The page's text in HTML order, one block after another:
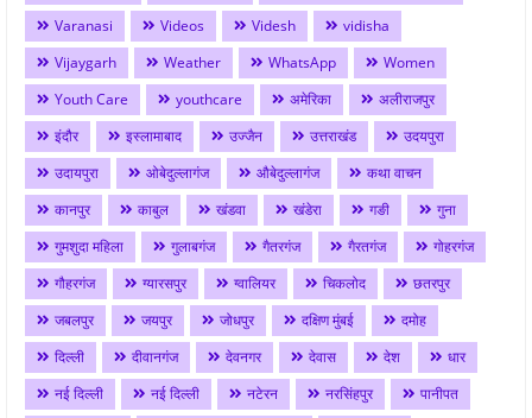
Varanasi
Videos Videsh
vidisha
Vijaygarh
Weather WhatsApp
Women
Youth Care
youthcare अमेरिका
अलीराजपुर
इंदौर
इस्लामाबाद उज्जैन उत्तराखंड
उदयपुरा
उदायपुरा
ओबेदुल्लागंज औबेदुल्लागंज
कथा वाचन
कानपुर
काबुल खंडवा खंडेरा गङी
गुना
गुमशुदा महिला
गुलाबगंज गैतरगंज गैरतगंज
गोहरगंज
गौहरगंज
ग्यारसपुर ग्वालियर चिकलोद
छतरपुर
जबलपुर
जयपुर जोधपुर दक्षिण मुंबई
दमोह
दिल्ली
दीवानगंज देवनगर देवास देश
धार
नई दिल्ली
नई दिल्ली नटेरन नरसिंहपुर
पानीपत